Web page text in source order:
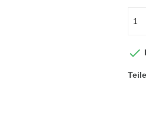
-
-
